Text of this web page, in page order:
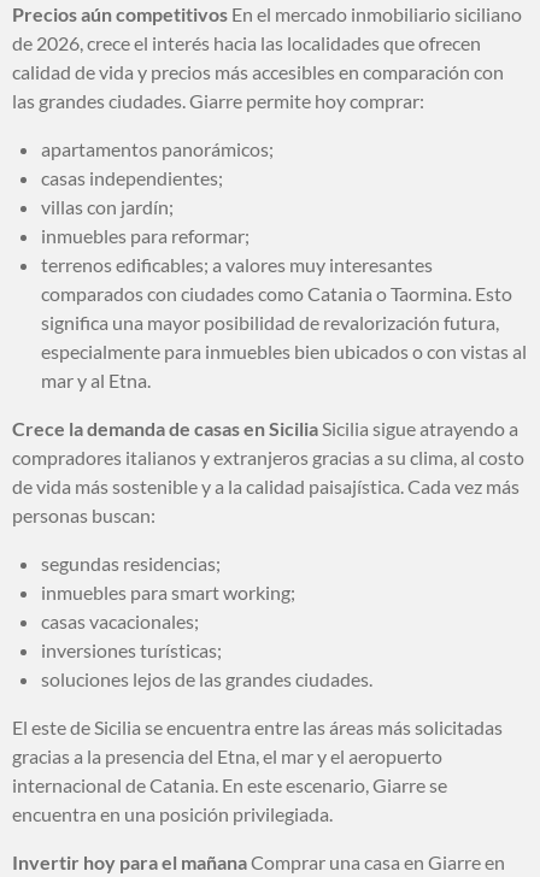
Precios aún competitivos En el mercado inmobiliario siciliano
de 2026, crece el interés hacia las localidades que ofrecen
calidad de vida y precios más accesibles en comparación con
las grandes ciudades. Giarre permite hoy comprar:
apartamentos panorámicos;
casas independientes;
villas con jardín;
inmuebles para reformar;
terrenos edificables; a valores muy interesantes
comparados con ciudades como Catania o Taormina. Esto
significa una mayor posibilidad de revalorización futura,
especialmente para inmuebles bien ubicados o con vistas al
mar y al Etna.
Crece la demanda de casas en Sicilia Sicilia sigue atrayendo a
compradores italianos y extranjeros gracias a su clima, al costo
de vida más sostenible y a la calidad paisajística. Cada vez más
personas buscan:
segundas residencias;
inmuebles para smart working;
casas vacacionales;
inversiones turísticas;
soluciones lejos de las grandes ciudades.
El este de Sicilia se encuentra entre las áreas más solicitadas
gracias a la presencia del Etna, el mar y el aeropuerto
internacional de Catania. En este escenario, Giarre se
encuentra en una posición privilegiada.
Invertir hoy para el mañanaComprar una casa en Giarre en